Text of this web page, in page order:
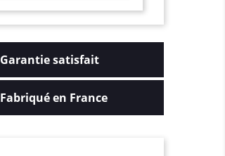
Garantie satisfait
Fabriqué en France